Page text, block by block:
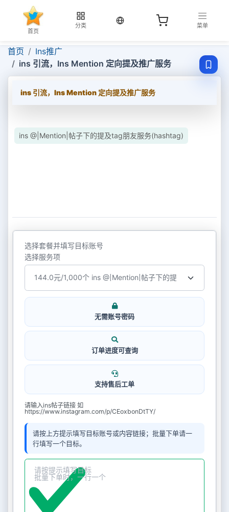
首页
分类
当前语言：中文
菜单
首页
Ins推广
ins 引流，Ins Mention 定向提及推广服务
ins 引流，Ins Mention 定向提及推广服务
ins @|Mention|帖子下的提及tag朋友服务(hashtag)
选择套餐并填写目标账号
选择服务项
无需账号密码
订单进度可查询
支持售后工单
请输入ins帖子链接 如
https://www.instagram.com/p/CEoxbonDtTY/
请按上方提示填写目标账号或内容链接；批量下单请一
行填写一个目标。